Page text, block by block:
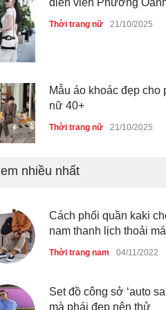
diễn viên Phương
Thời trang nữ 21/10/2025
Mẫu áo khoác đẹp cho
nữ 40+
Thời trang nữ 21/10/2025
Chiếc áo dài cưới của
Thời trang nữ 21/10/2025
sáng tạo mới của giới
nhiều nhất
Cách phối quần kaki
nam thanh lịch thoải
Thời trang nam 04/11/2022
Set đồ công sở ‘auto
mà phái đẹp nên thử